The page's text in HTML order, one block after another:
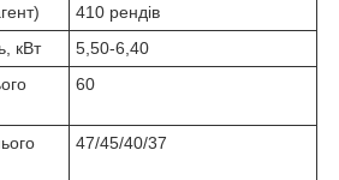
410 рендів
кВт
5,50-6,40
60
47/45/40/37